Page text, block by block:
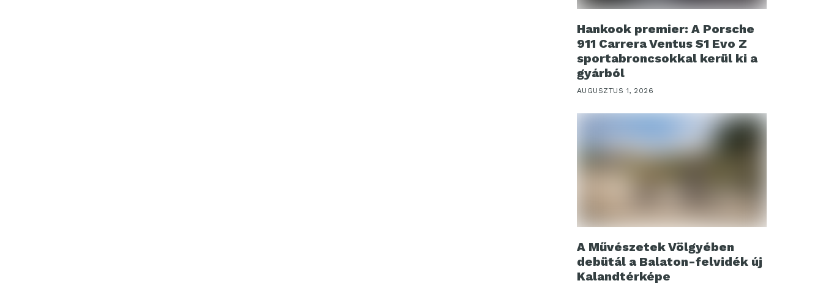
Hankook premier: A Porsche
911 Carrera Ventus S1 Evo Z
sportabroncsokkal kerül ki a
gyárból
AUGUSZTUS 1, 2026
A Művészetek Völgyében
debütál a Balaton-felvidék új
Kalandtérképe